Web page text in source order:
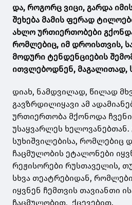
და, როგორც ვიცი, გარდა
შეხება მამის ფერად
ახლო ურთიერთობები
რომლებიც, იმ დროისთვის,
მოდური ტენდენციების
ითვლებოდნენ, მაგალითად,
დიახ, ნამდვილად, წილად
გავზრდილიყავი ამ
ურთიერთობა მქონოდა
უსაყვარლეს ხელოვანებთან.
სუხიშვილებისა, რომლებიც
ჩაცმულობის ეტალონები
რეჟისორები რუსთაველის,
სხვა თეატრებიდან,
იყვნენ ჩემთვის თავიანთი
ჩაცმულობით, ქცევებით.